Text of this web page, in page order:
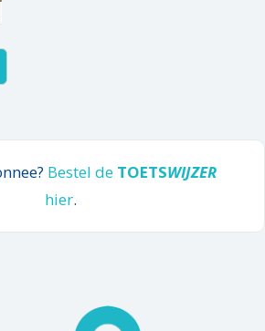
Bestel de TOETSWIJZER
hier.